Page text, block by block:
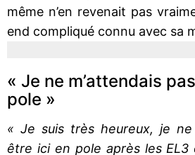
même n’en revenait pas
end compliqué connu avec sa
« Je ne m’attendais
pole »
« Je suis très heureux, je ne
être ici en pole après les